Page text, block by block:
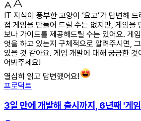
IT 지식이 풍부한 고양이 ‘요고’가 답변해
접 게임을 만들어 드릴 수는 없지만, 게임을
보나 가이드를 제공해드릴 수는 있어요. 게
엇을 하고 있는지 구체적으로 알려주시면,
있을 것 같아요. 게임 개발에 대해 궁금한
어봐주세요!
열심히 읽고 답변했어요!
프로덕트
3일 만에 개발해 출시까지, 6년째 '게